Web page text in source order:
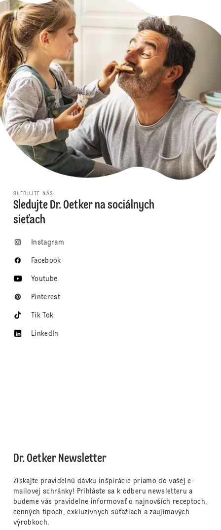
SLEDUJTE NÁS
Sledujte Dr. Oetker na sociálnych
sieťach
Instagram
Facebook
Youtube
Pinterest
Tik Tok
LinkedIn
Dr. Oetker Newsletter
Získajte pravidelnú dávku inšpirácie priamo do vašej e-
mailovej schránky! Prihláste sa k odberu newsletteru a
budeme vás pravidelne informovať o najnovších receptoch,
cenných tipoch, exkluzívnych súťažiach a zaujímavých
výrobkoch.